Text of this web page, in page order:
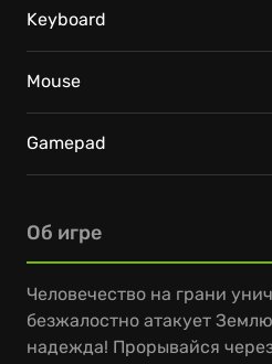
Об игре
Человечество на грани
безжалостно атакует
надежда! Прорывайся
Keyboard
Mouse
Gamepad